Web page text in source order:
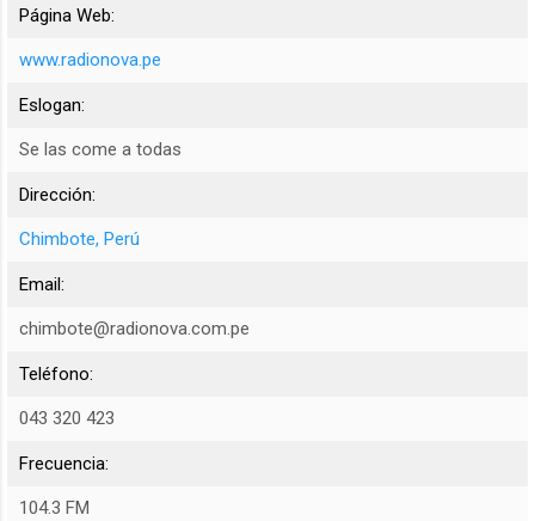
Página Web:
www.radionova.pe
Eslogan:
Se las come a todas
Dirección:
Chimbote, Perú
Email:
chimbote@radionova.com.pe
Teléfono:
043 320 423
Frecuencia:
104.3 FM